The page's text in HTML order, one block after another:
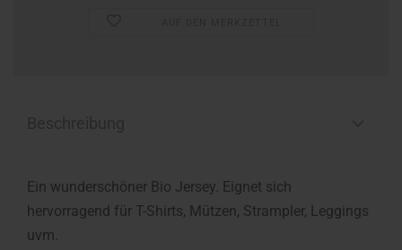
Ein wunderschöner Bio Jersey. Eignet sich
hervorragend für T-Shirts, Mützen, Strampler, Leggings
uvm.